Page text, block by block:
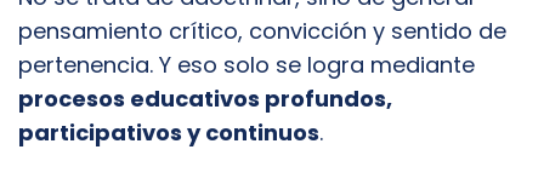
pensamiento crítico, convicción y sentido de
pertenencia. Y eso solo se logra mediante
procesos educativos profundos,
participativos y continuos.